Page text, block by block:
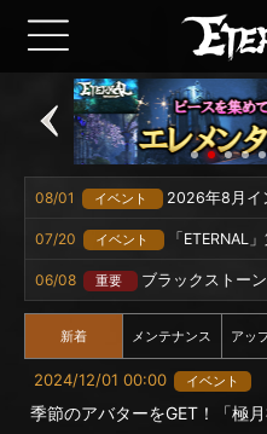
08/01 イベント 2026年8月イ
07/20 イベント 「ETERNAL
06/08 重要 ブラックストー
新着 メンテナンス アッ
2024/12/01 00:00 イベント
季節のアバターをGET！「極